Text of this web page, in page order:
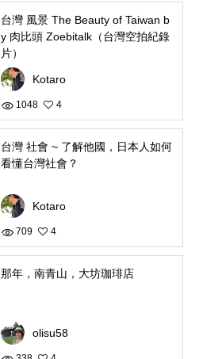
台灣 風景 The Beauty of Taiwan b
y 肉比頭 Zoebitalk（台灣空拍紀錄
片）
Kotaro
1048 4
台灣 社會 ~ 了解他國，日本人如何
看懂台灣社會？
Kotaro
709 4
那年，南青山，大坊珈琲店
olisu58